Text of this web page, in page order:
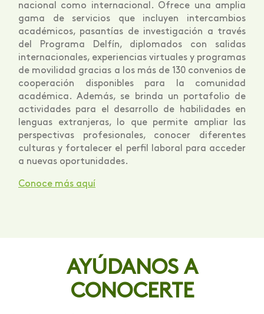
nacional como internacional. Ofrece una amplia
gama de servicios que incluyen intercambios
académicos, pasantías de investigación a través
del Programa Delfín, diplomados con salidas
internacionales, experiencias virtuales y programas
de movilidad gracias a los más de 130 convenios de
cooperación disponibles para la comunidad
académica. Además, se brinda un portafolio de
actividades para el desarrollo de habilidades en
lenguas extranjeras, lo que permite ampliar las
perspectivas profesionales, conocer diferentes
culturas y fortalecer el perfil laboral para acceder
a nuevas oportunidades.
Conoce más aquí
AYÚDANOS A
CONOCERTE